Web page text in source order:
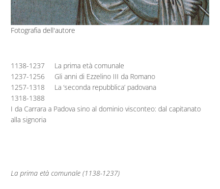
Fotografia dell'autore
1138-1237
La prima età comunale
1237-1256
Gli anni di Ezzelino III da Romano
1257-1318
La ‘seconda repubblica’ padovana
1318-1388
I da Carrara a Padova sino al dominio visconteo: dal capitanato
alla signoria
La prima età comunale (1138-1237)